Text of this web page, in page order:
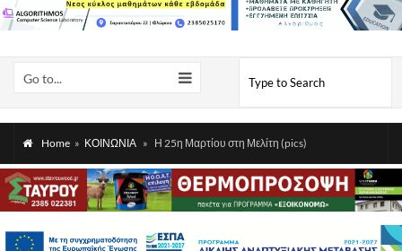
Go to...
Home » ΚΟΙΝΩΝΙΑ » Η 25η Μαρτίου στη Μελίτη (pics)